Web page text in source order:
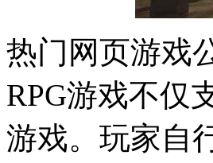
热门网页游戏
RPG游戏不仅
游戏。玩家自